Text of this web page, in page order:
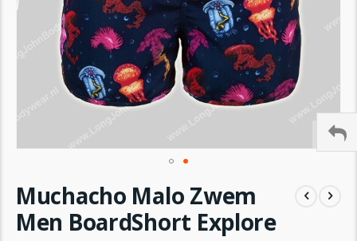
naar
het
begin
Muchacho Malo Zwem
Men BoardShort Explore